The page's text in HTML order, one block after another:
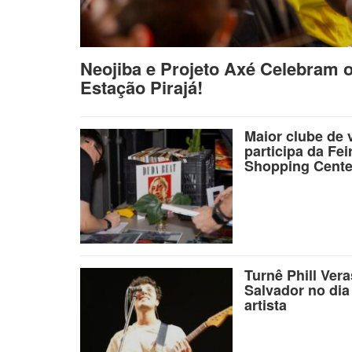
Neojiba e Projeto Axé Celebram
Estação Pirajá!
Maior clube de
participa da
Shopping
Turnê Phill
Salvador no
artista